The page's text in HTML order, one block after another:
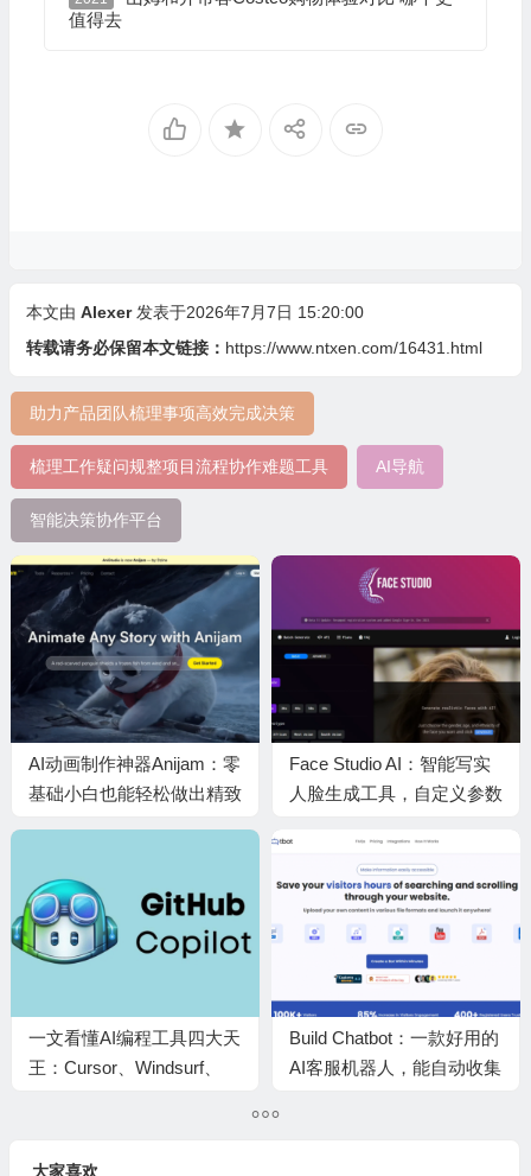
值得去
本文由 Alexer 发表于2026年7月7日 15:20:00
转载请务必保留本文链接： https://www.ntxen.com/16431.html
助力产品团队梳理事项高效完成决策
梳理工作疑问规整项目流程协作难题工具 AI导航
智能决策协作平台
AI动画制作神器Anijam：零
基础小白也能轻松做出精致
Face Studio AI：智能写实
人脸生成工具，自定义参数
一文看懂AI编程工具四大天
王：Cursor、Windsurf、
Build Chatbot：一款好用的
AI客服机器人，能自动收集
大家喜欢